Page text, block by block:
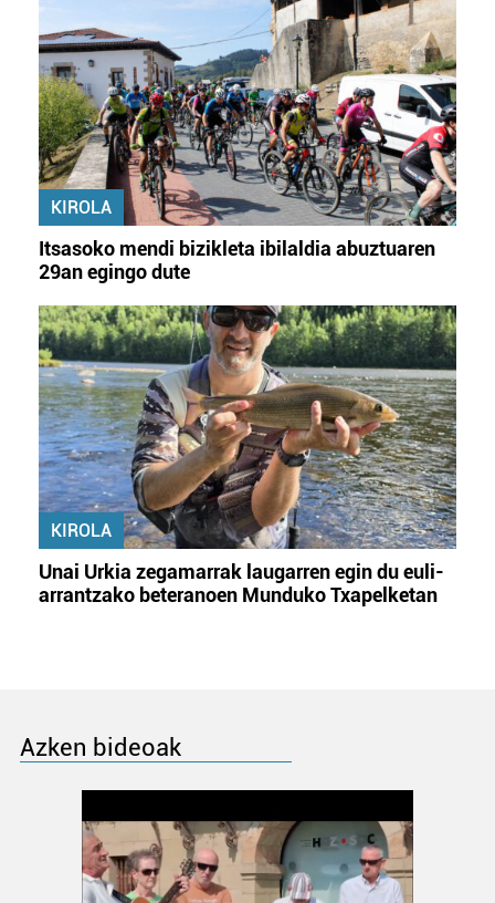
KIROLA
Itsasoko mendi bizikleta ibilaldia abuztuaren
29an egingo dute
KIROLA
Unai Urkia zegamarrak laugarren egin du euli-
arrantzako beteranoen Munduko Txapelketan
Azken bideoak